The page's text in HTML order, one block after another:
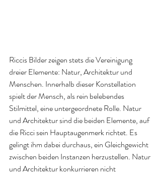
Riccis Bilder zeigen stets die Vereinigung
dreier Elemente: Natur, Architektur und
Menschen. Innerhalb dieser Konstellation
spielt der Mensch, als rein belebendes
Stilmittel, eine untergeordnete Rolle. Natur
und Architektur sind die beiden Elemente, auf
die Ricci sein Hauptaugenmerk richtet. Es
gelingt ihm dabei durchaus, ein Gleichgewicht
zwischen beiden Instanzen herzustellen. Natur
und Architektur konkurrieren nicht